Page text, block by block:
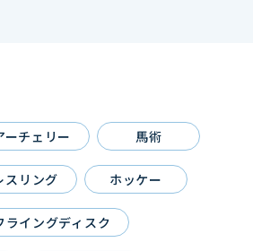
ーチェリー 馬術
スリング ホッケー
ライングディスク